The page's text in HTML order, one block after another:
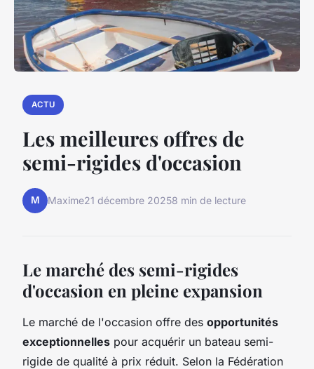
ACTU
Les meilleures offres de
semi-rigides d'occasion
M Maxime21 décembre 20258 min de lecture
Le marché des semi-rigides
d'occasion en pleine expansion
Le marché de l'occasion offre des opportunités
exceptionnelles pour acquérir un bateau semi-
rigide de qualité à prix réduit. Selon la Fédération